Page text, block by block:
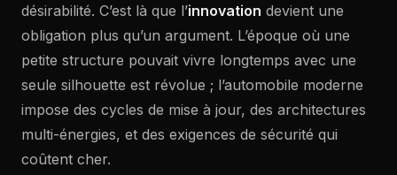
désirabilité. C’est là que l’innovation devient une
obligation plus qu’un argument. L’époque où une
petite structure pouvait vivre longtemps avec une
seule silhouette est révolue ; l’automobile moderne
impose des cycles de mise à jour, des architectures
multi-énergies, et des exigences de sécurité qui
coûtent cher.